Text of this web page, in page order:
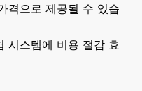
격으로 제공될 수 있습
시스템에 비용 절감 효